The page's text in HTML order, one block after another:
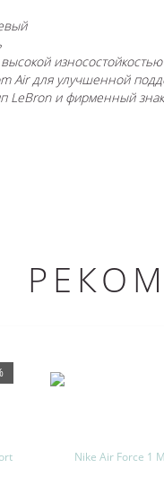
износостойкостью
Air для улучшенной
LeBron и фирменный